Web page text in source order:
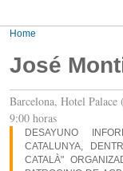
Home
José
Barcelona, Hotel Palace
9:00 horas
DESAYUNO
CATALUNYA,
CATALÀ"